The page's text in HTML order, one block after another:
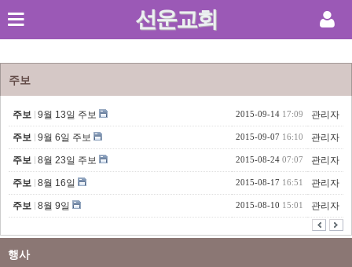
선운교회
주보
주보 9월 13일 주보 2015-09-14 17:09 관리자
주보 9월 6일 주보 2015-09-07 16:10 관리자
주보 8월 23일 주보 2015-08-24 07:07 관리자
주보 8월 16일 2015-08-17 16:51 관리자
주보 8월 9일 2015-08-10 15:01 관리자
행사
Sketchbook5, 스케치북5
Sketchbook5, 스케치북5